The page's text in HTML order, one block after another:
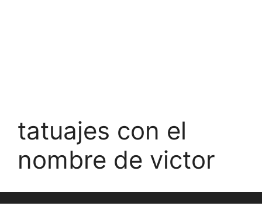
tatuajes con el
nombre de victor